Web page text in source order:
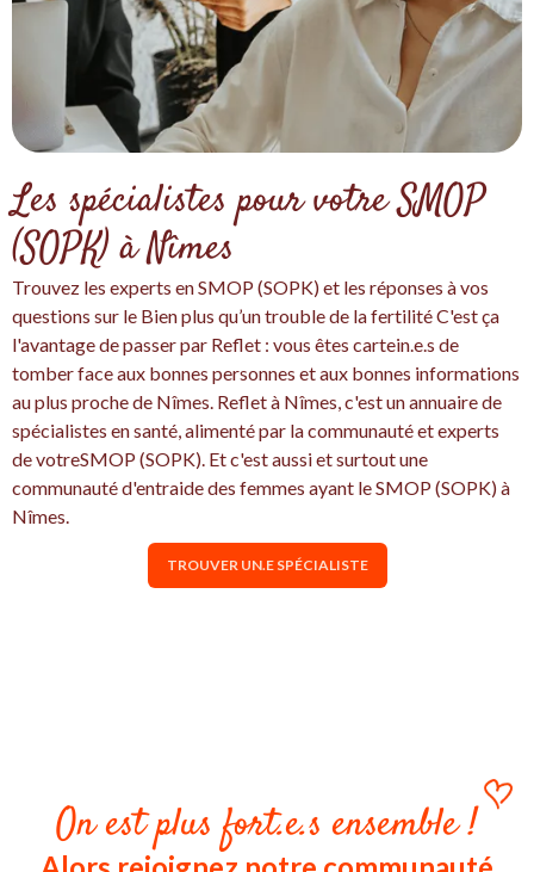
Les spécialistes pour votre SMOP
(SOPK) à Nîmes
Trouvez les experts en SMOP (SOPK) et les réponses à vos
questions sur le Bien plus qu’un trouble de la fertilité C'est ça
l'avantage de passer par Reflet : vous êtes cartein.e.s de
tomber face aux bonnes personnes et aux bonnes informations
au plus proche de Nîmes. Reflet à Nîmes, c'est un annuaire de
spécialistes en santé, alimenté par la communauté et experts
de votreSMOP (SOPK). Et c'est aussi et surtout une
communauté d'entraide des femmes ayant le SMOP (SOPK) à
Nîmes.
TROUVER UN.E SPÉCIALISTE
On est plus fort.e.s ensemble !